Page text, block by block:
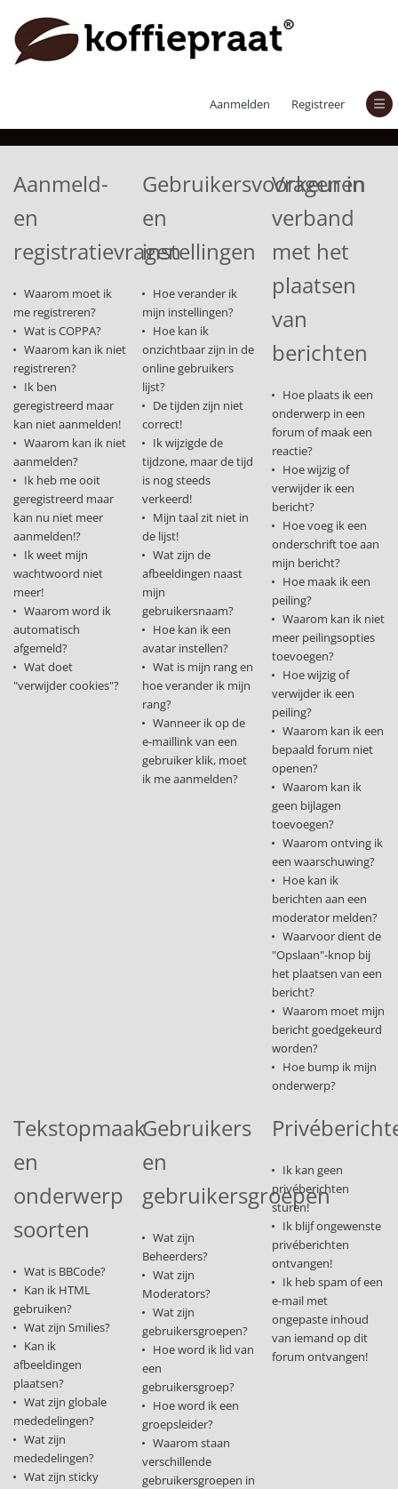
Aanmelden Registreer
Aanmeld-
en
registratievragen
Waarom moet ik
me registreren?
Wat is COPPA?
Waarom kan ik niet
registreren?
Ik ben
geregistreerd maar
kan niet aanmelden!
Waarom kan ik niet
aanmelden?
Ik heb me ooit
geregistreerd maar
kan nu niet meer
aanmelden!?
Ik weet mijn
wachtwoord niet
meer!
Waarom word ik
automatisch
afgemeld?
Wat doet
"verwijder cookies"?
Gebruikersvoorkeuren
en
instellingen
Hoe verander ik
mijn instellingen?
Hoe kan ik
onzichtbaar zijn in de
online gebruikers
lijst?
De tijden zijn niet
correct!
Ik wijzigde de
tijdzone, maar de tijd
is nog steeds
verkeerd!
Mijn taal zit niet in
de lijst!
Wat zijn de
afbeeldingen naast
mijn
gebruikersnaam?
Hoe kan ik een
avatar instellen?
Wat is mijn rang en
hoe verander ik mijn
rang?
Wanneer ik op de
e-maillink van een
gebruiker klik, moet
ik me aanmelden?
Vragen in
verband
met het
plaatsen
van
berichten
Hoe plaats ik een
onderwerp in een
forum of maak een
reactie?
Hoe wijzig of
verwijder ik een
bericht?
Hoe voeg ik een
onderschrift toe aan
mijn bericht?
Hoe maak ik een
peiling?
Waarom kan ik niet
meer peilingsopties
toevoegen?
Hoe wijzig of
verwijder ik een
peiling?
Waarom kan ik een
bepaald forum niet
openen?
Waarom kan ik
geen bijlagen
toevoegen?
Waarom ontving ik
een waarschuwing?
Hoe kan ik
berichten aan een
moderator melden?
Waarvoor dient de
"Opslaan"-knop bij
het plaatsen van een
bericht?
Waarom moet mijn
bericht goedgekeurd
worden?
Hoe bump ik mijn
onderwerp?
Tekstopmaak
en
onderwerp
soorten
Wat is BBCode?
Kan ik HTML
gebruiken?
Wat zijn Smilies?
Kan ik
afbeeldingen
plaatsen?
Wat zijn globale
mededelingen?
Wat zijn
mededelingen?
Wat zijn sticky
Gebruikers
en
gebruikersgroepen
Wat zijn
Beheerders?
Wat zijn
Moderators?
Wat zijn
gebruikersgroepen?
Hoe word ik lid van
een
gebruikersgroep?
Hoe word ik een
groepsleider?
Waarom staan
verschillende
gebruikersgroepen in
Ik kan geen
privéberichten
sturen!
Ik blijf ongewenste
privéberichten
ontvangen!
Ik heb spam of een
e-mail met
ongepaste inhoud
van iemand op dit
forum ontvangen!